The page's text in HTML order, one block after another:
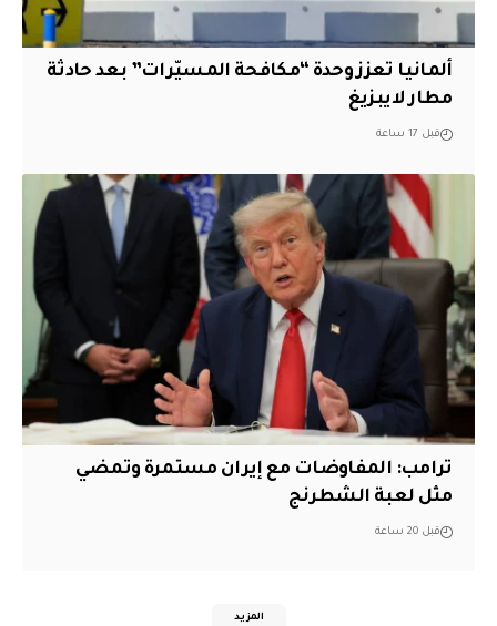
ألمانيا تعزز وحدة “مكافحة المسيّرات” بعد حادثة
مطار لايبزيغ
قبل 17 ساعة
‏ترامب: المفاوضات مع إيران مستمرة وتمضي
مثل لعبة الشطرنج
قبل 20 ساعة
المزيد